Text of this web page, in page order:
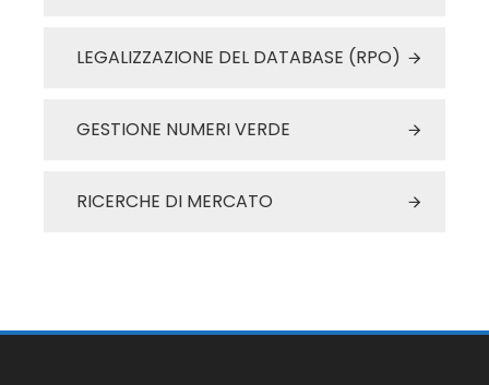
LEGALIZZAZIONE DEL DATABASE (RPO)
GESTIONE NUMERI VERDE
RICERCHE DI MERCATO